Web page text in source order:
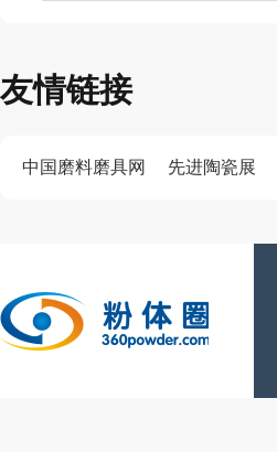
友情链接
中国磨料磨具网 先进陶瓷展